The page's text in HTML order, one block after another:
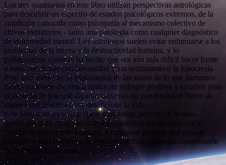
Los tres seminarios en este libro utilizan perspectivas astrológicas
para descubrir un espectro de estados psicológicos extremos, de la
condición conocida como psicopatía al mecanismo colectivo de
chivos expiatorios - tanto una patología como cualquier diagnóstico
de enfermedad mental. Los astrólogos suelen evitar enfrentarse a los
problemas de la locura y la destructividad humana, y lo
políticamente correcto ha hecho que sea aún más difícil hacer frente
a estas cuestiones con honestidad y sin sentimiento o la hipocresía.
Pero sólo mediante la exploración de las raíces de lo que llamamos
locura podemos encontrar cualquier enfoque positivo y creativo para
el misterio de por qué algunas personas no pueden hacer frente de
manera constructiva a los desafíos de la vida.
Este libro a veces va a golpear y molestar, pero es un recurso
invaluable para cualquier astrólogo practicar en cuestión con el
dilema de sufrimiento humano, y cualquier persona que desean
entender cómo la astrología puede contribuir a nuestra comprensión
de la conducta humana.